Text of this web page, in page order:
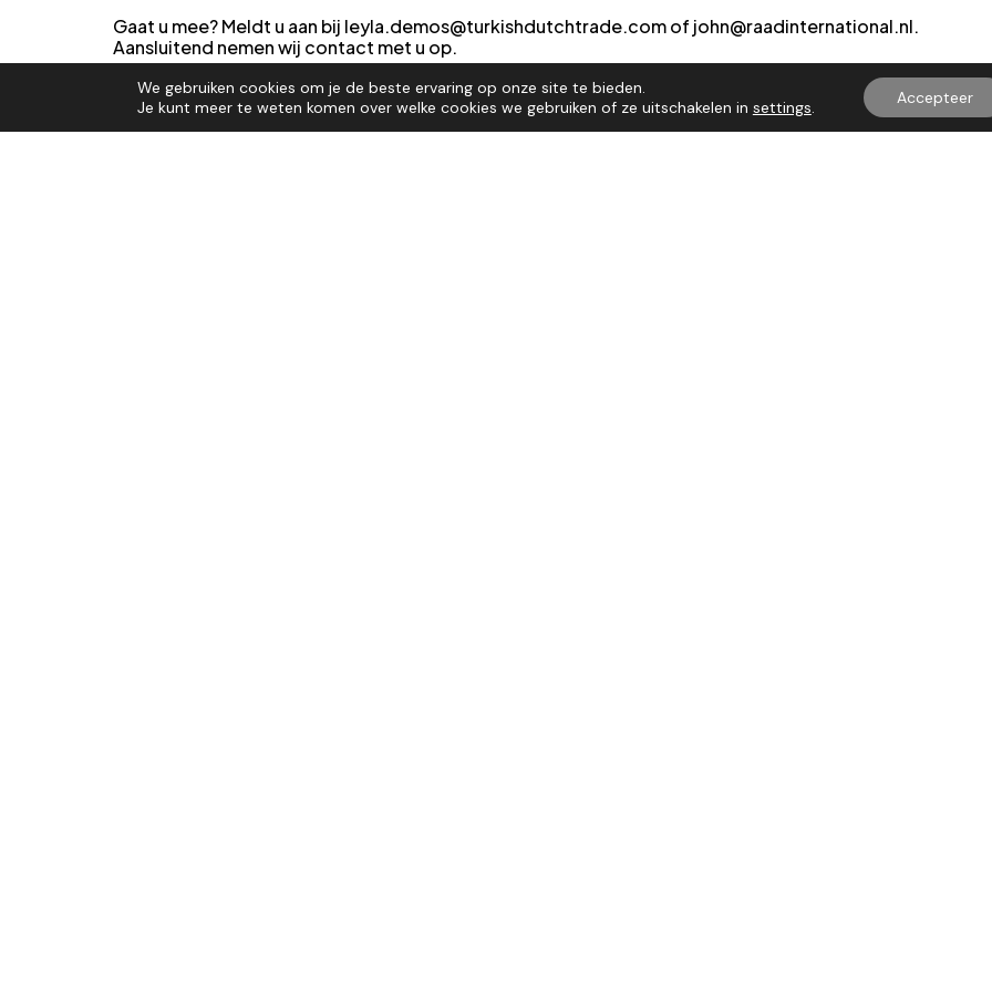
Gaat u mee?Meldt u aan bij leyla.demos@turkishdutchtrade.com of john@raadinternational.nl.
Aansluitend nemen wij contact met u op.
Eén ding is zeker: het wordt wederom een fantastische reis met – naast de zakelijke activiteiten
– ook voldoende tijd voor sociale interactie en cultureel-toeristische bezienswaardigheden!
We gebruiken cookies om je de beste ervaring op onze site te bieden.
Je kunt meer te weten komen over welke cookies we gebruiken of ze uitschakelen in settings. Accepteer